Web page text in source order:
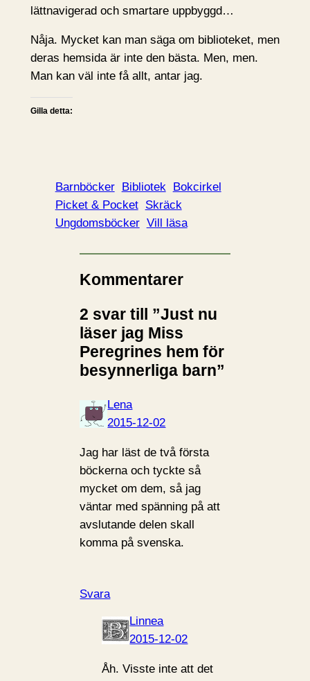
lättnavigerad och smartare uppbyggd…
Nåja. Mycket kan man säga om biblioteket, men
deras hemsida är inte den bästa. Men, men.
Man kan väl inte få allt, antar jag.
Gilla detta:
Barnböcker Bibliotek
Bokcirkel
Picket & Pocket Skräck
Ungdomsböcker Vill läsa
Kommentarer
2 svar till ”Just nu
läser jag Miss
Peregrines hem för
besynnerliga barn”
Lena
2015-12-02
Jag har läst de två första
böckerna och tyckte så
mycket om dem, så jag
väntar med spänning på att
avslutande delen skall
komma på svenska.
Svara
Linnea
2015-12-02
Åh. Visste inte att det